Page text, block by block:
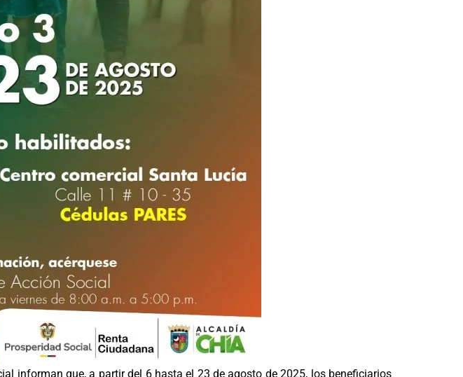
informan que, a partir del 6 hasta el 23 de agosto de 2025, los beneficiarios